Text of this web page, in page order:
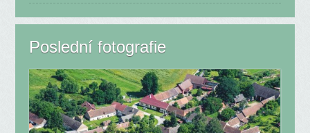
Poslední fotografie